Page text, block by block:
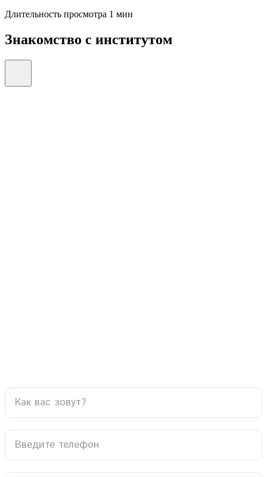
Длительность просмотра 1 мин
Знакомство с институтом